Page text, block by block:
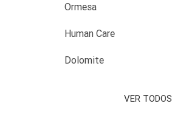
Ormesa
Human Care
Dolomite
VER TODOS